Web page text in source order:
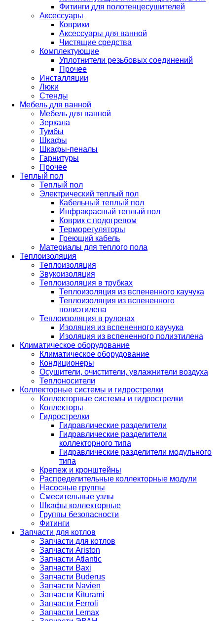
Фитинги для полотенцесушителей
Аксессуары
Коврики
Аксессуары для ванной
Чистящие средства
Комплектующие
Уплотнители резьбовых соединений
Прочее
Инсталляции
Люки
Стенды
Мебель для ванной
Мебель для ванной
Зеркала
Тумбы
Шкафы
Шкафы-пеналы
Гарнитуры
Прочее
Теплый пол
Теплый пол
Электрический теплый пол
Кабельный теплый пол
Инфракрасный теплый пол
Коврик с подогревом
Терморегуляторы
Греющий кабель
Материалы для теплого пола
Теплоизоляция
Теплоизоляция
Звукоизоляция
Теплоизоляция в трубках
Теплоизоляция из вспененного каучука
Теплоизоляция из вспененного
полиэтилена
Теплоизоляция в рулонах
Изоляция из вспененного каучука
Изоляция из вспененного полиэтилена
Климатическое оборудование
Климатическое оборудование
Кондиционеры
Осушители, очистители, увлажнители воздуха
Теплоносители
Коллекторные системы и гидрострелки
Коллекторные системы и гидрострелки
Коллекторы
Гидрострелки
Гидравлические разделители
Гидравлические разделители
коллекторного типа
Гидравлические разделители модульного
типа
Крепеж и кронштейны
Распределительные коллекторные модули
Насосные группы
Смесительные узлы
Шкафы коллекторные
Группы безопасности
Фитинги
Запчасти для котлов
Запчасти для котлов
Запчасти Ariston
Запчасти Atlantic
Запчасти Baxi
Запчасти Buderus
Запчасти Navien
Запчасти Kiturami
Запчасти Ferroli
Запчасти Lemax